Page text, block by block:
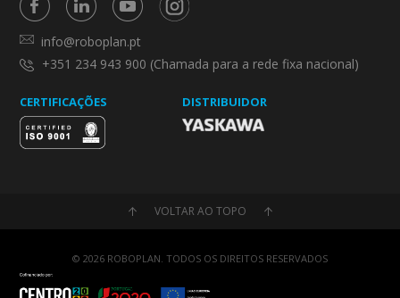
info@roboplan.pt
+351 234 943 900 (Chamada para a rede fixa nacional)
CERTIFICAÇÕES DISTRIBUIDOR
VOLTAR AO TOPO
© 2026 ROBOPLAN. TODOS OS DIREITOS RESERVADOS